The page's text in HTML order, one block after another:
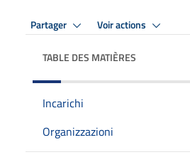
Partager Voir actions
TABLE DES MATIÈRES
Incarichi
Organizzazioni